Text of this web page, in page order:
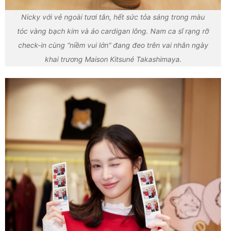
Nicky với vẻ ngoài tươi tắn, hết sức tỏa sáng trong màu
tóc vàng bạch kim và áo cardigan lông. Nam ca sĩ rạng rỡ
check-in cùng “niềm vui lớn” đang đeo trên vai nhân ngày
khai trương Maison Kitsuné Takashimaya.